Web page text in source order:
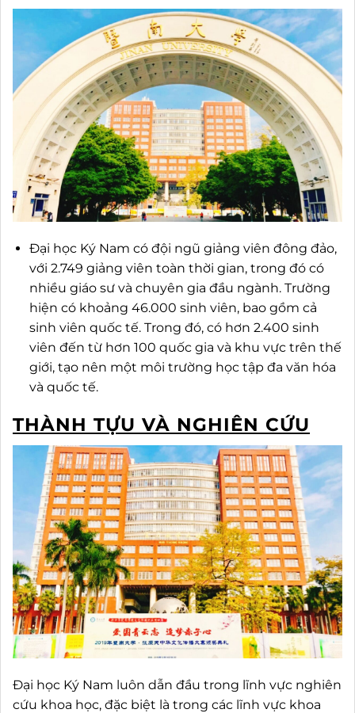
Đại học Ký Nam có đội ngũ giảng viên đông đảo,
với 2.749 giảng viên toàn thời gian, trong đó có
nhiều giáo sư và chuyên gia đầu ngành. Trường
hiện có khoảng 46.000 sinh viên, bao gồm cả
sinh viên quốc tế. Trong đó, có hơn 2.400 sinh
viên đến từ hơn 100 quốc gia và khu vực trên thế
giới, tạo nên một môi trường học tập đa văn hóa
và quốc tế.
THÀNH TỰU VÀ NGHIÊN CỨU
Đại học Ký Nam luôn dẫn đầu trong lĩnh vực nghiên
cứu khoa học, đặc biệt là trong các lĩnh vực khoa